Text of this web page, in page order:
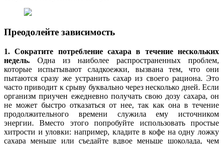
Преодолейте зависимость
1. Сократите потребление сахара в течение нескольких
недель. Одна из наиболее распространенных проблем,
которые испытывают сладкоежки, вызвана тем, что они
пытаются сразу же устранить сахар из своего рациона. Это
часто приводит к срыву буквально через несколько дней. Если
организм приучен ежедневно получать свою дозу сахара, он
не может быстро отказаться от нее, так как она в течение
продолжительного времени служила ему источником
энергии. Вместо этого попробуйте использовать простые
хитрости и уловки: например, кладите в кофе на одну ложку
сахара меньше или съедайте вдвое меньше шоколада, чем